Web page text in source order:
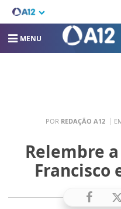
MENU
POR REDAÇÃO A12
Relembre
Francisco